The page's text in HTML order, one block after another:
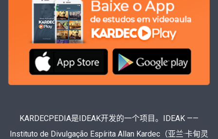
KARDECPEDIA是IDEAK开发的一个项目。IDEAK ——
Instituto de Divulgação Espírita Allan Kardec（亚兰·卡甸灵